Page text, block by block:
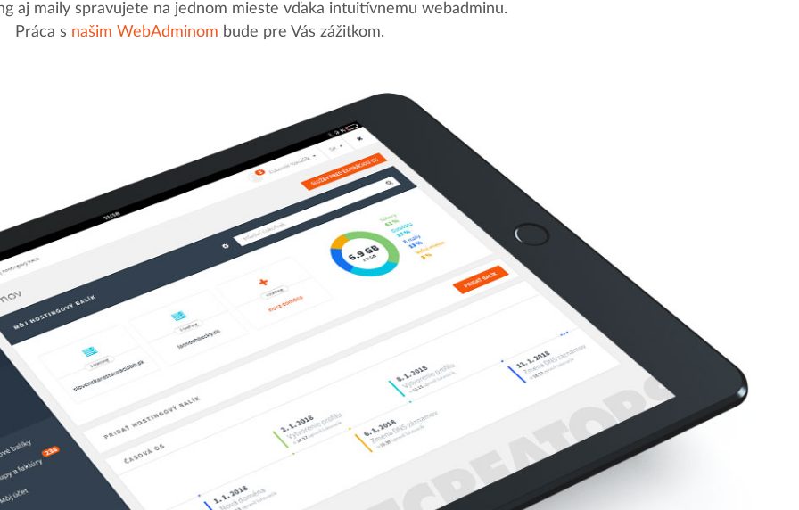
aj maily spravujete na jednom mieste vďaka intuitívnemu webadminu.
Práca s našim WebAdminom bude pre Vás zážitkom.